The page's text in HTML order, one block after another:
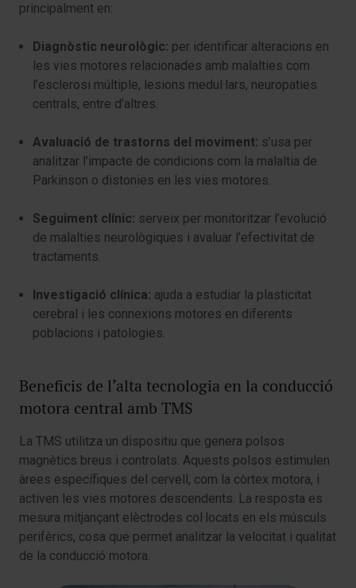
principalment en:
Diagnòstic neurològic: per identificar alteracions en
les vies motores relacionades amb malalties com
l’esclerosi múltiple, lesions medul·lars, neuropaties
centrals, entre d’altres.
Avaluació de trastorns del moviment: s’usa per
analitzar l’impacte de condicions com la malaltia de
Parkinson o distonies en les vies motores.
Seguiment clínic: serveix per monitoritzar l’evolució
de malalties neurològiques i avaluar l’efectivitat de
tractaments.
Investigació clínica: ajuda a estudiar la plasticitat
cerebral i les connexions motores en diferents
poblacions i patologies.
Beneficis de l’alta tecnologia en la conducció
motora central amb TMS
La TMS utilitza un dispositiu que genera polsos
magnètics breus i controlats. Aquests polsos estimulen
àrees específiques del cervell, com la còrtex motora, i
activen les vies motores descendents. La resposta es
mesura mitjançant elèctrodes col·locats en els músculs
perifèrics, cosa que permet analitzar la velocitat i qualitat
de la conducció motora.